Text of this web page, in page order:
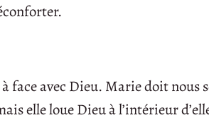
face avec Dieu. Marie doit nous
elle loue Dieu à l’intérieur